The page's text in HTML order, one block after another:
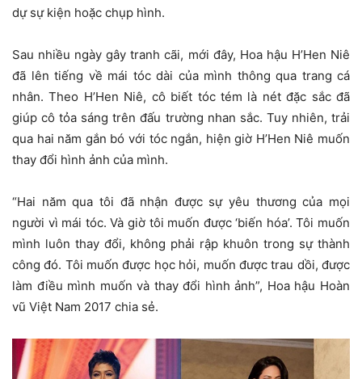
dự sự kiện hoặc chụp hình.
Sau nhiều ngày gây tranh cãi, mới đây, Hoa hậu H’Hen Niê
đã lên tiếng về mái tóc dài của mình thông qua trang cá
nhân. Theo H’Hen Niê, cô biết tóc tém là nét đặc sắc đã
giúp cô tỏa sáng trên đấu trường nhan sắc. Tuy nhiên, trải
qua hai năm gắn bó với tóc ngắn, hiện giờ H’Hen Niê muốn
thay đổi hình ảnh của mình.
“Hai năm qua tôi đã nhận được sự yêu thương của mọi
người vì mái tóc. Và giờ tôi muốn được ‘biến hóa’. Tôi muốn
mình luôn thay đổi, không phải rập khuôn trong sự thành
công đó. Tôi muốn được học hỏi, muốn được trau dồi, được
làm điều mình muốn và thay đổi hình ảnh”, Hoa hậu Hoàn
vũ Việt Nam 2017 chia sẻ.